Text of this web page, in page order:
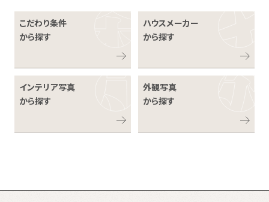
こだわり条件
から探す
ハウスメーカー
から探す
インテリア写真
から探す
外観写真
から探す